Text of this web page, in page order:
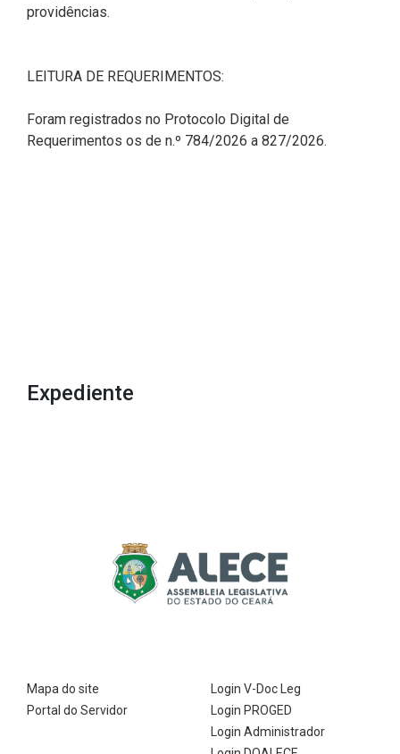
Expediente
providências.
LEITURA DE REQUERIMENTOS:
Foram registrados no Protocolo Digital de
Requerimentos os de n.º 784/2026 a 827/2026.
Mapa do site
Portal do Servidor
Login V-Doc Leg
Login PROGED
Login Administrador